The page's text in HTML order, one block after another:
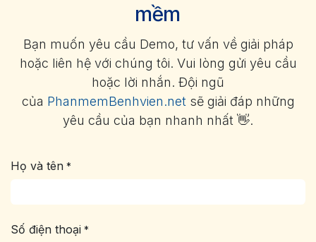
mềm
Bạn muốn yêu cầu Demo, tư vấn về giải pháp
hoặc liên hệ với chúng tôi. Vui lòng gửi yêu cầu
hoặc lời nhắn. Đội ngũ
của PhanmemBenhvien.net sẽ giải đáp những
yêu cầu của bạn nhanh nhất 👋.
Họ và tên *
Số điện thoại *